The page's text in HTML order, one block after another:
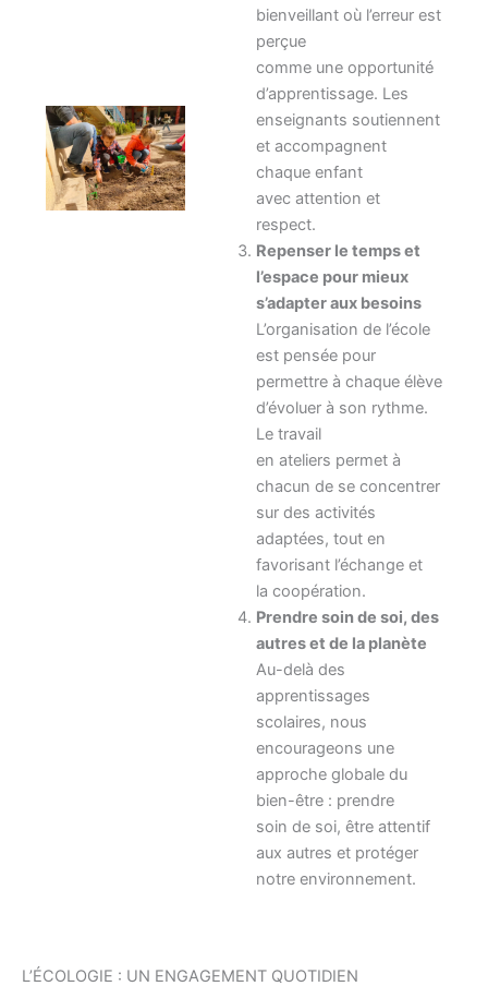
bienveillant où l’erreur est
perçue
comme une opportunité
d’apprentissage. Les
enseignants soutiennent
et accompagnent
chaque enfant
avec attention et
respect.
Repenser le temps et
l’espace pour mieux
s’adapter aux besoins
L’organisation de l’école
est pensée pour
permettre à chaque élève
d’évoluer à son rythme.
Le travail
en ateliers permet à
chacun de se concentrer
sur des activités
adaptées, tout en
favorisant l’échange et
la coopération.
Prendre soin de soi, des
autres et de la planète
Au-delà des
apprentissages
scolaires, nous
encourageons une
approche globale du
bien-être : prendre
soin de soi, être attentif
aux autres et protéger
notre environnement.
L’ÉCOLOGIE : UN ENGAGEMENT QUOTIDIEN